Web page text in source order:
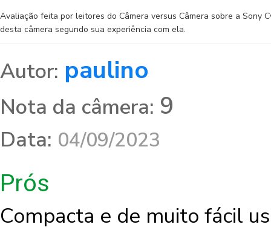
Avaliação feita por leitores do Câmera versus Câmera sobre a Sony
desta câmera segundo sua experiência com ela.
Autor: paulino
Nota da câmera: 9
Data: 04/09/2023
Prós
Compacta e de muito fácil